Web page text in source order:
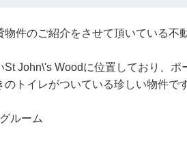
件のご紹介をさせて頂いている不
John\'s Woodに位置しており、
トイレがついている珍しい物件です
ルーム